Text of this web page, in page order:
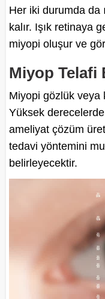
Her iki durumda da
kalır. Işık retinaya
miyopi oluşur ve
Miyop Telafi
Miyopi gözlük veya
Yüksek
ameliyat çözüm
tedavi yöntemini
belirleyecektir.